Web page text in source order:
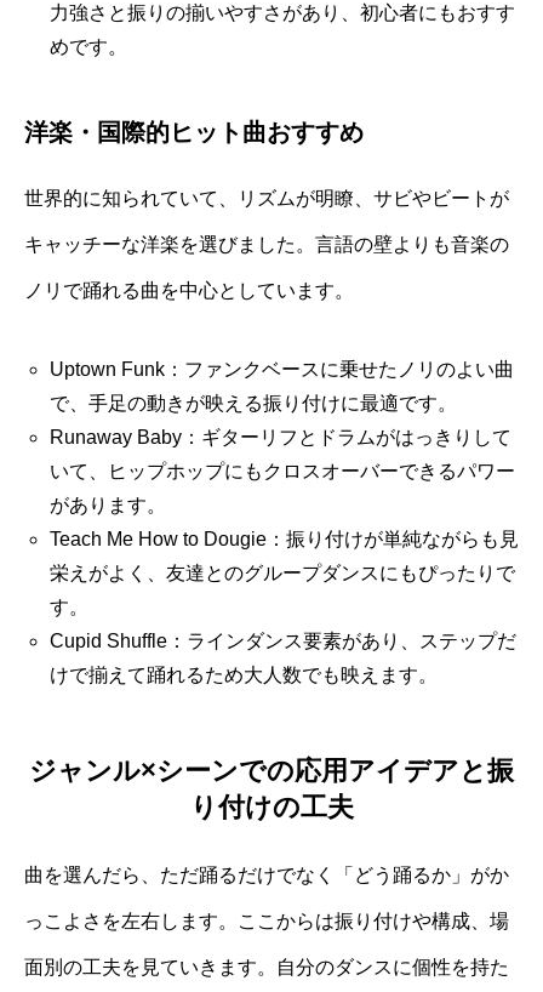
力強さと振りの揃いやすさがあり、初心者にもおすす
めです。
洋楽・国際的ヒット曲おすすめ
世界的に知られていて、リズムが明瞭、サビやビートが
キャッチーな洋楽を選びました。言語の壁よりも音楽の
ノリで踊れる曲を中心としています。
Uptown Funk：ファンクベースに乗せたノリのよい曲
で、手足の動きが映える振り付けに最適です。
Runaway Baby：ギターリフとドラムがはっきりして
いて、ヒップホップにもクロスオーバーできるパワー
があります。
Teach Me How to Dougie：振り付けが単純ながらも見
栄えがよく、友達とのグループダンスにもぴったりで
す。
Cupid Shuffle：ラインダンス要素があり、ステップだ
けで揃えて踊れるため大人数でも映えます。
ジャンル×シーンでの応用アイデアと振
り付けの工夫
曲を選んだら、ただ踊るだけでなく「どう踊るか」がか
っこよさを左右します。ここからは振り付けや構成、場
面別の工夫を見ていきます。自分のダンスに個性を持た